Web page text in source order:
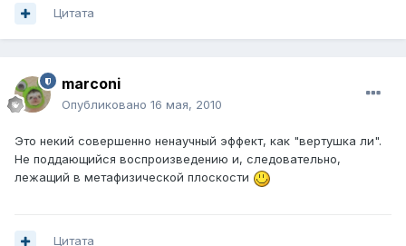
Цитата
marconi
Опубликовано 16 мая, 2010
Это некий совершенно ненаучный эффект, как "вертушка ли".
Не поддающийся воспроизведению и, следовательно,
лежащий в метафизической плоскости
Цитата